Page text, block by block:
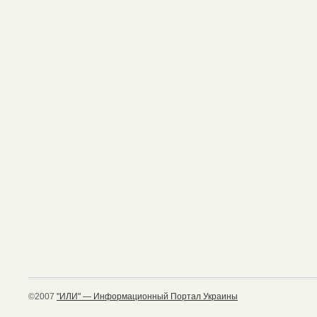
©2007 "ИЛИ" — Информационный Портал Украины